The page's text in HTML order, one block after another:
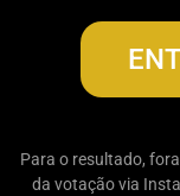
Para o resultado,
da votação via